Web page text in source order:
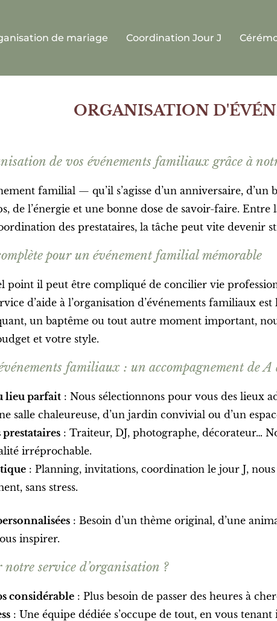
de mariage Coordination Jour J
ORGANISATION
de vos événements familiaux grâce à
familial — qu’il s’agisse d’un anniversaire,
de l’énergie et une bonne dose de savoir-faire.
des prestataires, la tâche peut vite devenir
pour un événement familial mémorable
point il peut être compliqué de concilier vie
d’aide à l’organisation d’événements familiaux
un baptême ou tout autre moment important,
et votre style.
familiaux : un accompagnement de A
lieu parfait : Nous sélectionnons pour vous des lieux
salle chaleureuse, d’un jardin convivial ou d’un
: Traiteur, DJ, photographe, décorateur…
irréprochable.
: Planning, invitations, coordination le jour J,
sans stress.
: Besoin d’un thème original, d’une
inspirer.
service d’organisation ?
considérable : Plus besoin de passer des heures à
: Une équipe dédiée s’occupe de tout, en vous